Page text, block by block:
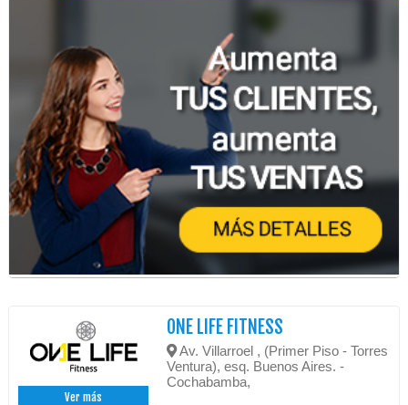
Ver más
ONE LIFE FITNESS
Av. Villarroel , (Primer Piso - Torres
Ventura), esq. Buenos Aires. -
Cochabamba,